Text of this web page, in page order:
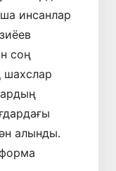
инсанлар
соң
шахслар
алынды.